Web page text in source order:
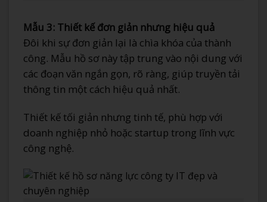
Mẫu 3: Thiết kế đơn giản nhưng hiệu quả
Đôi khi sự đơn giản lại là chìa khóa của thành
công. Mẫu hồ sơ này tập trung vào nội dung với
các đoạn văn ngắn gọn, rõ ràng, giúp truyền tải
thông tin một cách hiệu quả nhất.
Thiết kế tối giản nhưng tinh tế, phù hợp với
doanh nghiệp nhỏ hoặc startup trong lĩnh vực
công nghệ.